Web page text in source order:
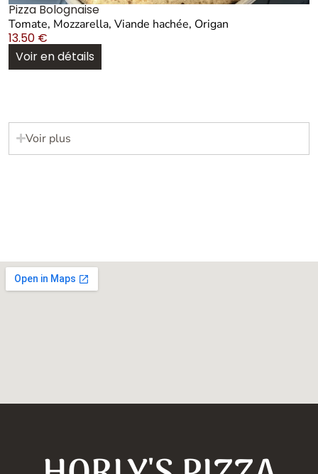
Pizza Bolognaise
Tomate, Mozzarella, Viande hachée, Origan
13.50 €
Voir en détails
Voir plus